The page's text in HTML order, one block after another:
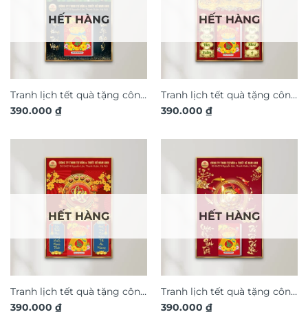
HẾT HÀNG
Tranh lịch tết quà tặng công
ty khách hàng Mã Đáo
390.000 ₫
HẾT HÀNG
Tranh lịch tết quà tặng công
ty khách hàng Song Mã
390.000 ₫
HẾT HÀNG
Tranh lịch tết quà tặng công
ty khách hàng trang trí nhà
390.000 ₫
HẾT HÀNG
Tranh lịch tết quà tặng công
ty khách hàng trang trí nhà
390.000 ₫